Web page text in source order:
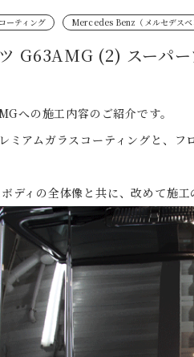
ーティング Mercedes Benz（メルセデスベ
G63AMG (2) スーパ
への施工内容のご紹介です。
ミアムガラスコーティングと、
ディの全体像と共に、改めて施工